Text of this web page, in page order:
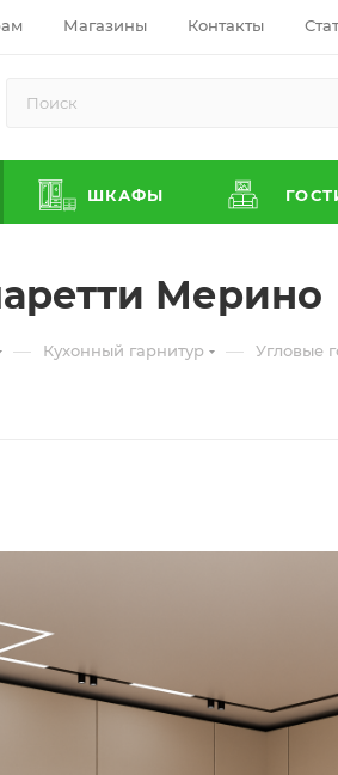
Магазины Контакты
ШКАФЫ
Мерино
— Кухонный гарнитур — Угловые